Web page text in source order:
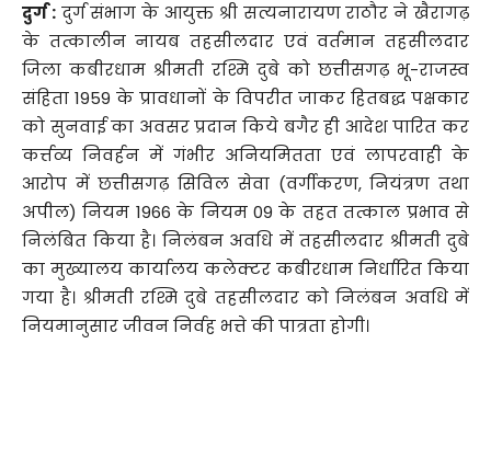
दुर्ग :दुर्ग संभाग के आयुक्त श्री सत्यनारायण राठौर ने खैरागढ़
के तत्कालीन नायब तहसीलदार एवं वर्तमान तहसीलदार
जिला कबीरधाम श्रीमती रश्मि दुबे को छत्तीसगढ़ भू-राजस्व
संहिता 1959 के प्रावधानों के विपरीत जाकर हितबद्ध पक्षकार
को सुनवाई का अवसर प्रदान किये बगैर ही आदेश पारित कर
कर्त्तव्य निवर्हन में गंभीर अनियमितता एवं लापरवाही के
आरोप में छत्तीसगढ़ सिविल सेवा (वर्गीकरण, नियंत्रण तथा
अपील) नियम 1966 के नियम 09 के तहत तत्काल प्रभाव से
निलंबित किया है। निलंबन अवधि में तहसीलदार श्रीमती दुबे
का मुख्यालय कार्यालय कलेक्टर कबीरधाम निर्धारित किया
गया है। श्रीमती रश्मि दुबे तहसीलदार को निलंबन अवधि में
नियमानुसार जीवन निर्वह भत्ते की पात्रता होगी।